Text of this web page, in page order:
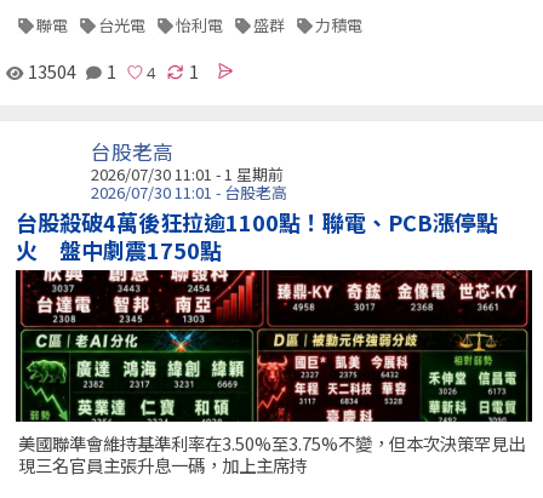
聯電 台光電 怡利電 盛群 力積電
13504 1 1
台股老高
2026/07/30 11:01 - 1 星期前
2026/07/30 11:01 - 台股老高
台股殺破4萬後狂拉逾1100點！聯電、PCB漲停點
火 盤中劇震1750點
美國聯準會維持基準利率在3.50%至3.75%不變，但本次決策罕見出
現三名官員主張升息一碼，加上主席持